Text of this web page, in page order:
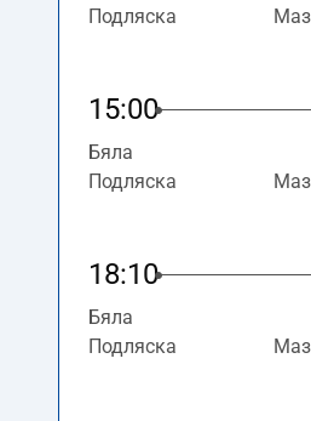
Подляска
15:00
Бяла
Подляска
18:10
Бяла
Подляска